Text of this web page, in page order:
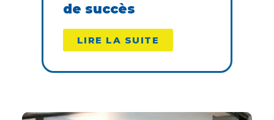
de succès
LIRE LA SUITE